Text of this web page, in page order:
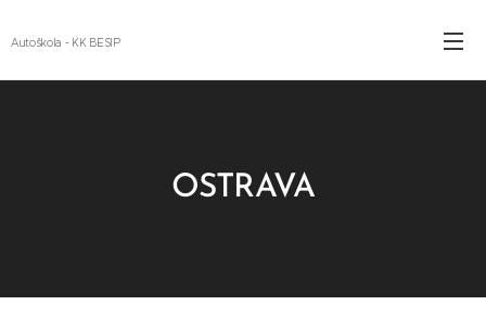
Autoškola - KK BESIP
OSTRAVA